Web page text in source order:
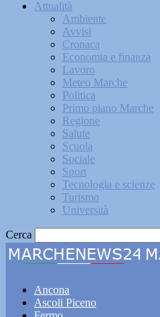
Attualità
Ambiente
Avvisi
Cronaca
Economia e finanza
Lavoro
Meteo Marche
Politica
Primo piano Marche
Regione
Salute
Scuola
Sociale
Sport
Tecnologia e scienze
Turismo
Università
Cerca
Ancona
Ascoli Piceno